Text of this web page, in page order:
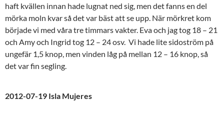
haft kvällen innan hade lugnat ned sig, men det fanns en del
mörka moln kvar så det var bäst att se upp. När mörkret kom
började vi med våra tre timmars vakter. Eva och jag tog 18 – 21
och Amy och Ingrid tog 12 – 24 osv. Vi hade lite sidoström på
ungefär 1,5 knop, men vinden låg på mellan 12 – 16 knop, så
det var fin segling.
2012-07-19 Isla Mujeres